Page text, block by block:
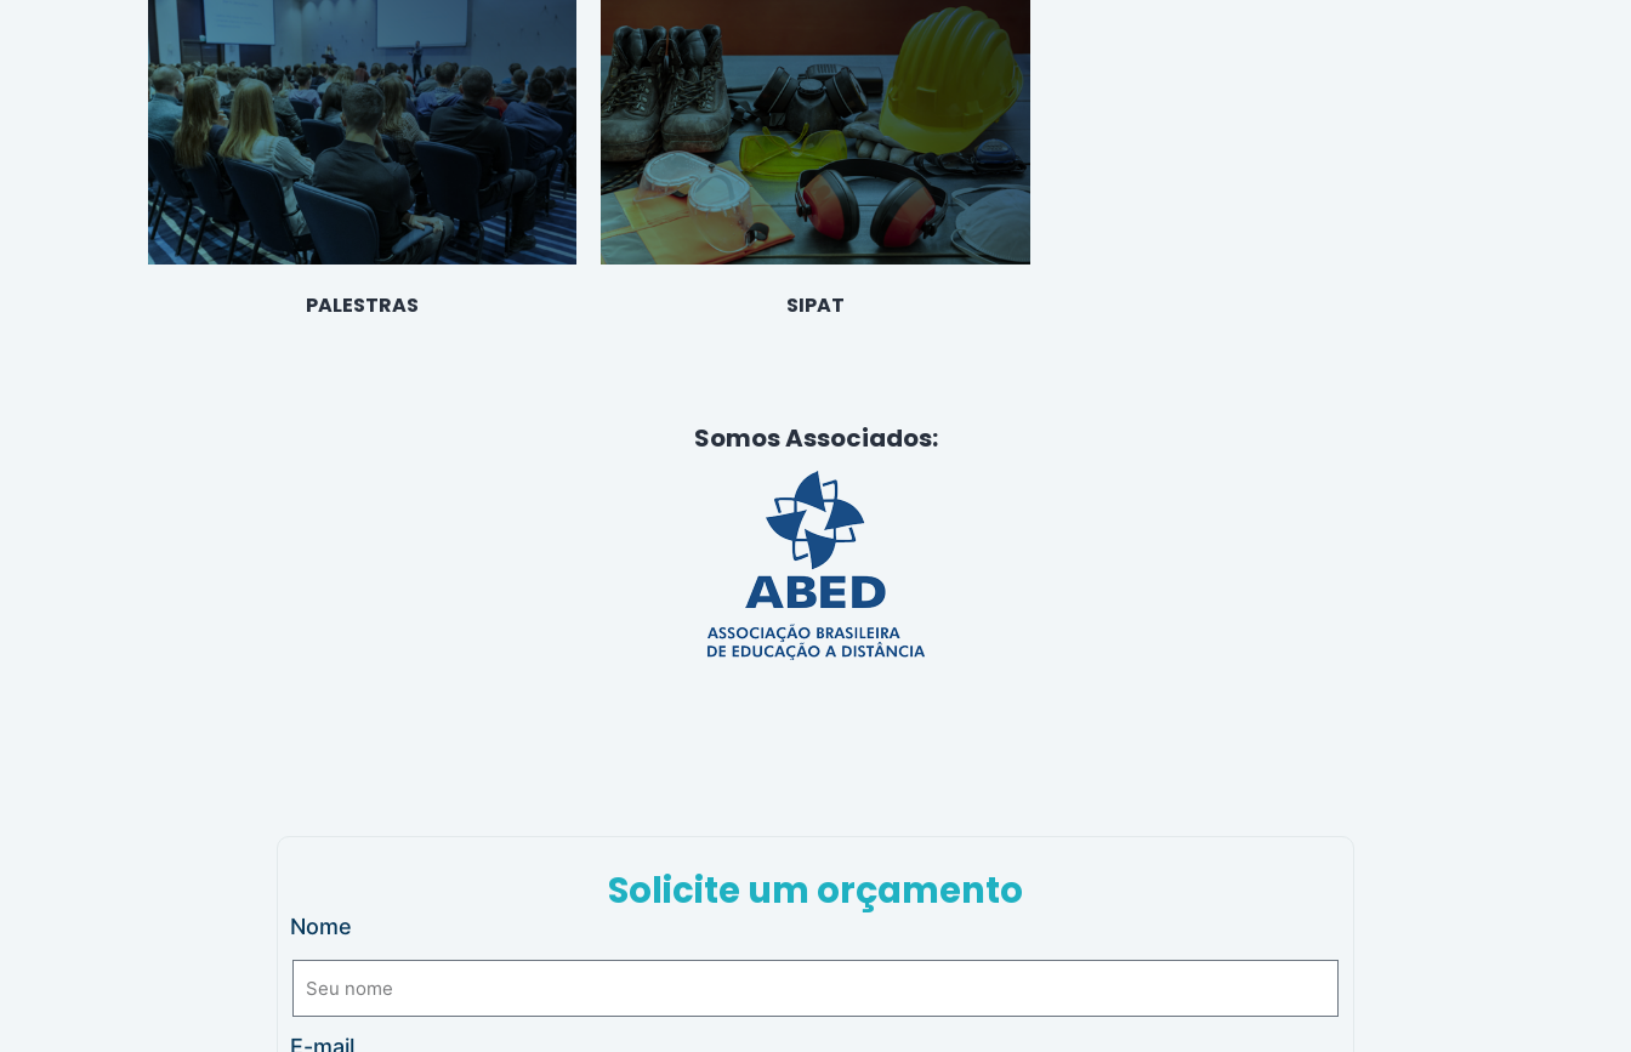
PALESTRAS SIPAT
Somos Associados:
Solicite um orçamento
Nome
E-mail